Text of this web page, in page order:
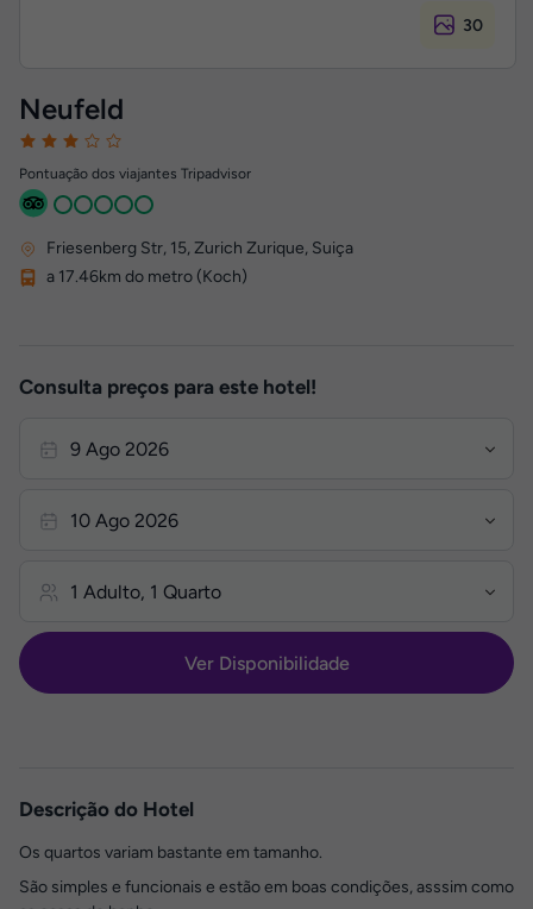
30
Neufeld
Pontuação dos viajantes Tripadvisor
Friesenberg Str, 15,Zurich Zurique, Suiça
a 17.46km do metro (Koch)
Consulta preços para este hotel!
Ver Disponibilidade
Descrição do Hotel
Os quartos variam bastante em tamanho.
São simples e funcionais e estão em boas condições, asssim como